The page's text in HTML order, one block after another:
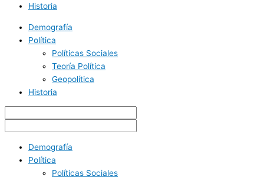
Historia
Demografía
Política
Políticas Sociales
Teoría Política
Geopolítica
Historia
Demografía
Política
Políticas Sociales